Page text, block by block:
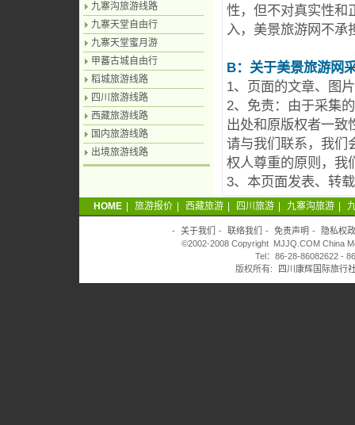
性，但不对真实性和
入，美景旅游网不承
B：关于美景旅游网
1、页面的文章、图
2、免责：由于采集
出处和原版权者一致
请与我们联系，我们
权人尊重的原则，我
3、本页面发表、转
九寨沟旅游线路
九寨天堂自由行
九寨天堂蜜月游
甲蕃古城自由行
稻城旅游线路
四川旅游线路
西藏旅游线路
国内旅游线路
出境旅游线路
HOME 旅游报价 西藏旅游 四川旅游 九寨沟旅游
- 关于我们 - 联络我们 - 免责声明 -
隐私权
©2002-2008 Copyright MJJQ.COM China
Tel：86-28-86082622 -
版权所有:
四川康辉国际旅行